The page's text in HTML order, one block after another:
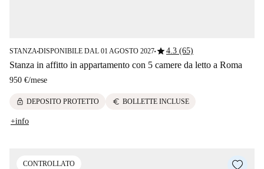
STANZA■DISPONIBILE DAL 01 AGOSTO 2027■star4.3 (65)
Stanza in affitto in appartamento con 5 camere da letto a Roma
950 €/mese
lock DEPOSITO PROTETTO euro BOLLETTE INCLUSE
+info
CONTROLLATO